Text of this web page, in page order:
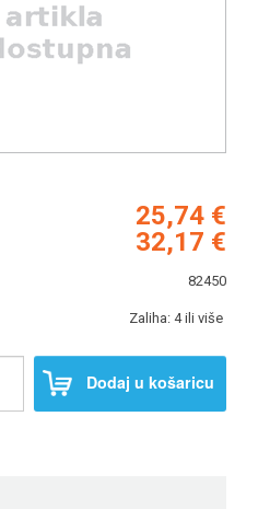
25,74 €
32,17 €
82450
Zaliha: 4 ili više
Dodaj u košaricu